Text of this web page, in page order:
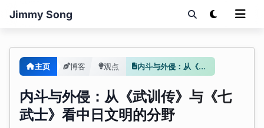
Jimmy Song
主页 博客 观点 内斗与外侵：从《武训传》与《七武士》看中日文明的分野
内斗与外侵：从《武训传》与《七
武士》看中日文明的分野